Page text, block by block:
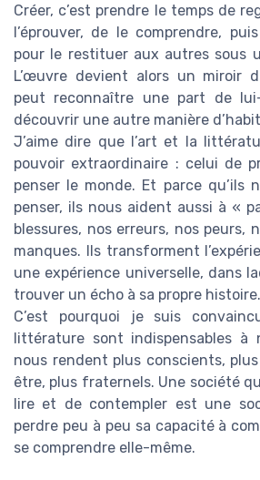
Créer, c’est prendre le temps de
l’éprouver, de le comprendre,
pour le restituer aux autres sous
L’œuvre devient alors un miroir
peut reconnaître une part de
découvrir une autre manière
J’aime dire que l’art et la
pouvoir extraordinaire : celui de
penser le monde. Et parce qu’ils
penser, ils nous aident aussi à «
blessures, nos erreurs, nos peurs,
manques. Ils transforment
une expérience universelle, dans
trouver un écho à sa propre histoire.
C’est pourquoi je suis
littérature sont indispensables à
nous rendent plus conscients,
être, plus fraternels. Une société
lire et de contempler est une
perdre peu à peu sa capacité à
se comprendre elle-même.